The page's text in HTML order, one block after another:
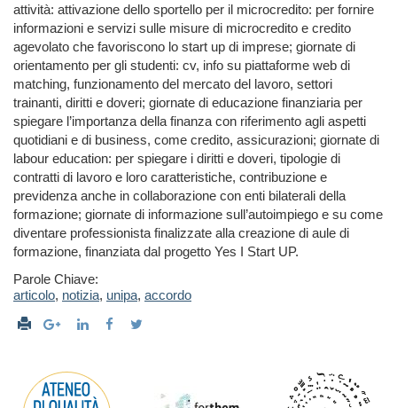
attività: attivazione dello sportello per il microcredito: per fornire
informazioni e servizi sulle misure di microcredito e credito
agevolato che favoriscono lo start up di imprese; giornate di
orientamento per gli studenti: cv, info su piattaforme web di
matching, funzionamento del mercato del lavoro, settori
trainanti, diritti e doveri; giornate di educazione finanziaria per
spiegare l’importanza della finanza con riferimento agli aspetti
quotidiani e di business, come credito, assicurazioni; giornate di
labour education: per spiegare i diritti e doveri, tipologie di
contratti di lavoro e loro caratteristiche, contribuzione e
previdenza anche in collaborazione con enti bilaterali della
formazione; giornate di informazione sull’autoimpiego e su come
diventare professionista finalizzate alla creazione di aule di
formazione, finanziata dal progetto Yes I Start UP.
Parole Chiave:
articolo, notizia, unipa, accordo